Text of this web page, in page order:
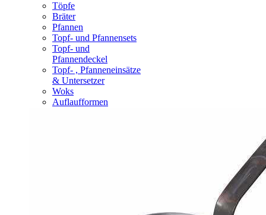
Töpfe
Bräter
Pfannen
Topf- und Pfannensets
Topf- und
Pfannendeckel
Topf- , Pfanneneinsätze
& Untersetzer
Woks
Auflaufformen